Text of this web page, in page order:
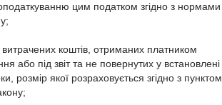
цим податком згідно з нормами
коштів, отриманих платником
або під звіт та не повернутих у встановлені
розмір якої розраховується згідно з пунктом